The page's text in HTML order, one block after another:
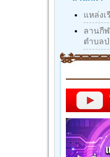
แหล่ง
ลานกี
ตำบล